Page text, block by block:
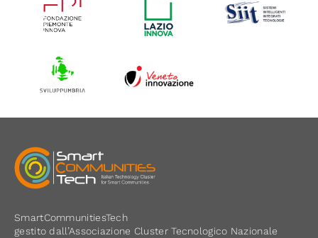
SmartCommunitiesTech
gestito dall’Associazione Cluster Tecnologico Nazionale